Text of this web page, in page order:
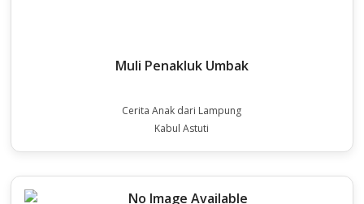
Muli Penakluk Umbak
Cerita Anak dari Lampung
Kabul Astuti